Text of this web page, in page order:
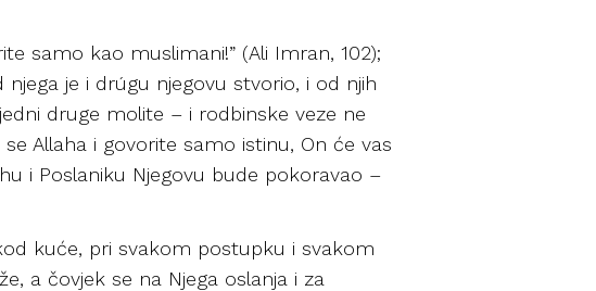
samo kao muslimani!” (Ali Imran, 102);
njega je i drúgu njegovu stvorio, i od njih
druge molite – i rodbinske veze ne
se Allaha i govorite samo istinu, On će vas
i Poslaniku Njegovu bude pokoravao –
kuće, pri svakom postupku i svakom
a čovjek se na Njega oslanja i za